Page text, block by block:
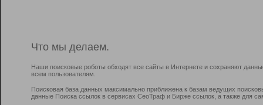
Что мы делаем.
Наши поисковые роботы обходят все сайты в Интернете и сохраняют
всем пользователям.
Поисковая база данных максимально приближена к базам ведущих
данные Поиска ссылок в сервисах СеоТраф и Бирже ссылок, а также для